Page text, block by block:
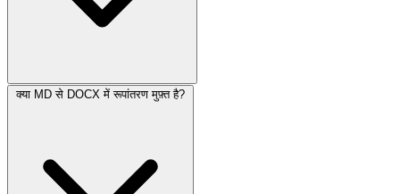
क्या MD से DOCX में रूपांतरण मुफ़्त है?